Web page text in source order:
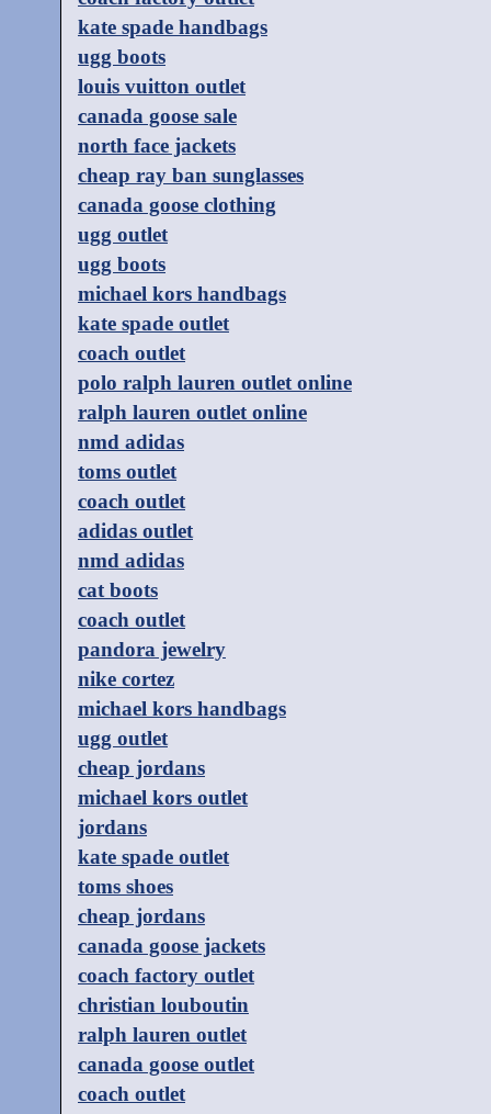
kate spade handbags
ugg boots
louis vuitton outlet
canada goose sale
north face jackets
cheap ray ban sunglasses
canada goose clothing
ugg outlet
ugg boots
michael kors handbags
kate spade outlet
coach outlet
polo ralph lauren outlet online
ralph lauren outlet online
nmd adidas
toms outlet
coach outlet
adidas outlet
nmd adidas
cat boots
coach outlet
pandora jewelry
nike cortez
michael kors handbags
ugg outlet
cheap jordans
michael kors outlet
jordans
kate spade outlet
toms shoes
cheap jordans
canada goose jackets
coach factory outlet
christian louboutin
ralph lauren outlet
canada goose outlet
coach outlet